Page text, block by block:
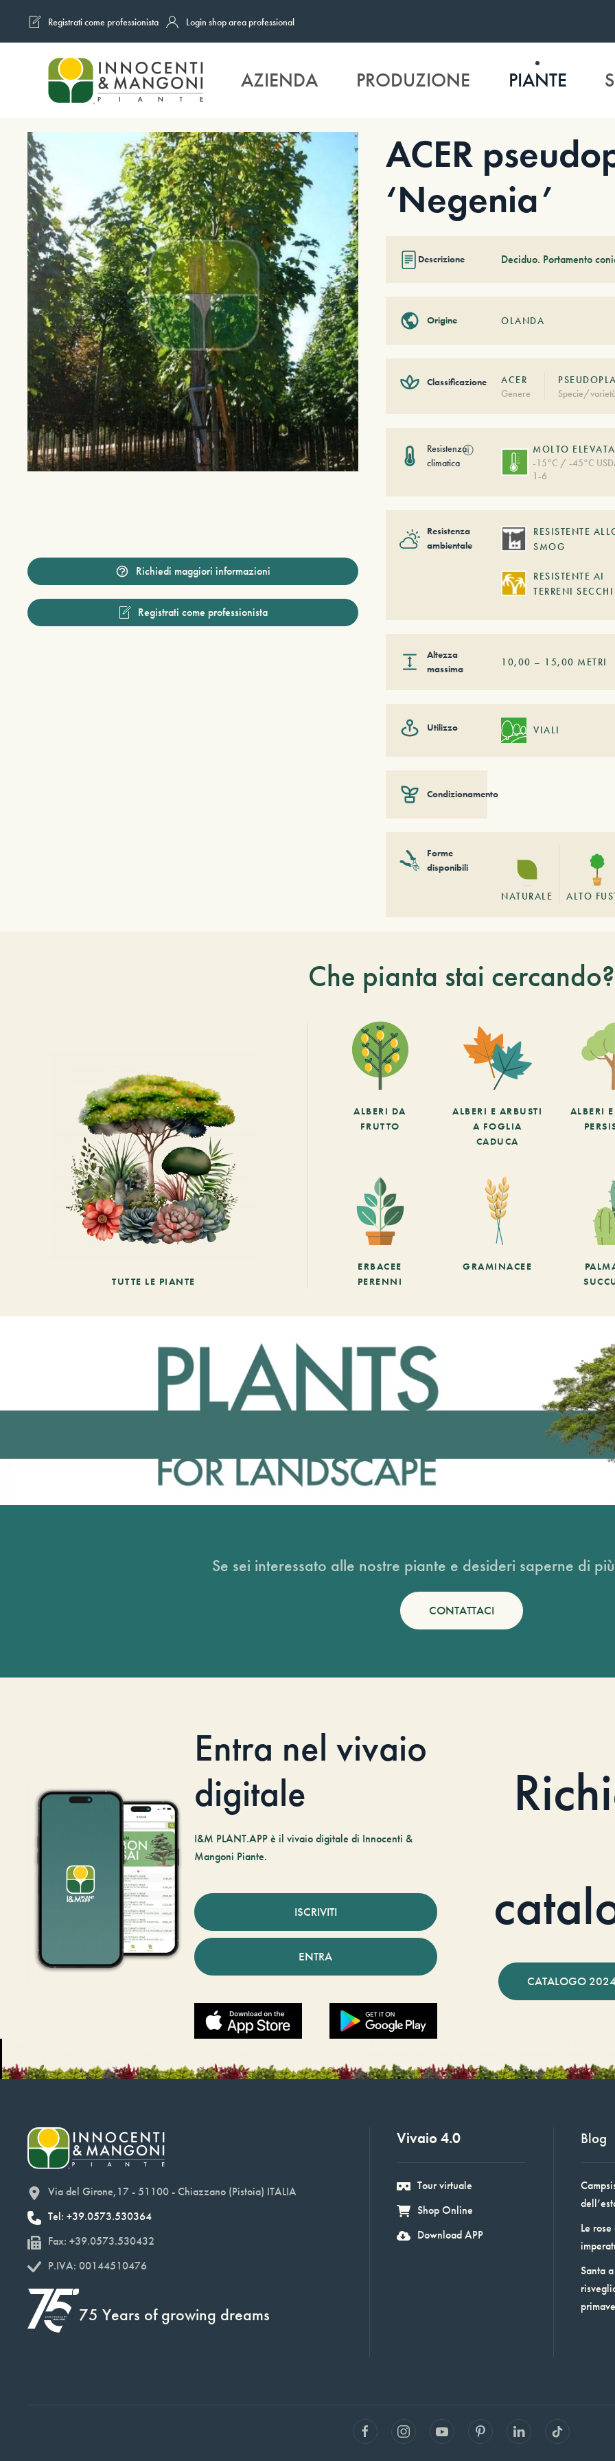
Skip to main content
Registrati come professionista Login shop area professional
AZIENDA PRODUZIONE PIANTE
Richiedi maggiori informazioni
Registrati come professionista
ACER
‘Negenia’
Descrizione Deciduo. Portamento
Origine OLANDA
Classificazione
ACER
Genere
Specie/
Resistenza
climatica
ⓘ
MOLTO ELEVATA
-15°C / -45°C
1-6
Resistenza
ambientale
RESISTENTE
SMOG
RESISTENTE AI
TERRENI SECCHI
Altezza
massima
10,00 – 15,00 METRI
Utilizzo VIALI
Condizionamento
Forme
disponibili
NATURALE ALTO
Che pianta stai cercando?
TUTTE LE PIANTE
ALBERI DA
FRUTTO
ALBERI E ARBUSTI
A FOGLIA
CADUCA
ALBERI
ERBACEE
PERENNI
GRAMINACEE
Se sei interessato alle nostre piante e desideri saperne di
CONTATTACI
Entra nel vivaio
digitale
I&M PLANT.APP è il vivaio digitale di Innocenti &
Mangoni Piante.
ISCRIVITI
ENTRA
CATALOGO
Via del Girone,17 - 51100 - Chiazzano (Pistoia) ITALIA
Tel: +39.0573.530364
Fax: +39.0573.530432
P.IVA: 00144510476
75 Years of growing dreams
Vivaio 4.0
Tour virtuale
Shop Online
Download APP
Blog
Le
Santa